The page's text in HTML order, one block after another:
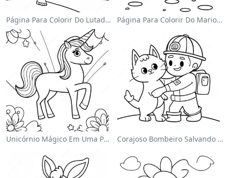
Página Para Colorir Do Lutador Da Wwe Pulando Sobre O Oponente Página Para Colorir Do Mario Pulando Sobre Goombas
Unicórnio Mágico Em Uma Página Para Colorir Arco-Íris Corajoso Bombeiro Salvando Um Gato Página Para Colorir